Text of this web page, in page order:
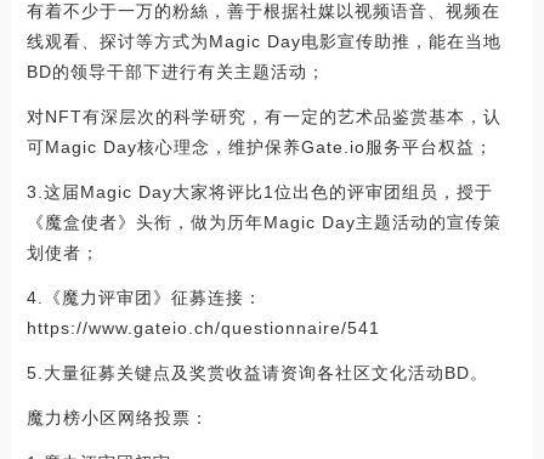
有着不少于一万的粉絲，善于根据社媒以视频语音、视频在
线观看、探讨等方式为Magic Day电影宣传助推，能在当地
BD的领导干部下进行有关主题活动；
对NFT有深层次的科学研究，有一定的艺术品鉴赏基本，认
可Magic Day核心理念，维护保养Gate.io服务平台权益；
3.这届Magic Day大家将评比1位出色的评审团组员，授于
《魔盒使者》头衔，做为历年Magic Day主题活动的宣传策
划使者；
4.《魔力评审团》征募连接：
https://www.gateio.ch/questionnaire/541
5.大量征募关键点及奖赏收益请资询各社区文化活动BD。
魔力榜小区网络投票：